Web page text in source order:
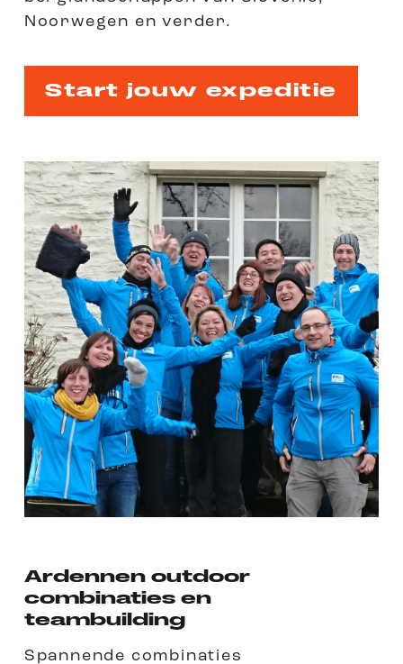
Noorwegen en verder.
Start jouw expeditie
Ardennen outdoor
combinaties en
teambuilding
Spannende combinaties